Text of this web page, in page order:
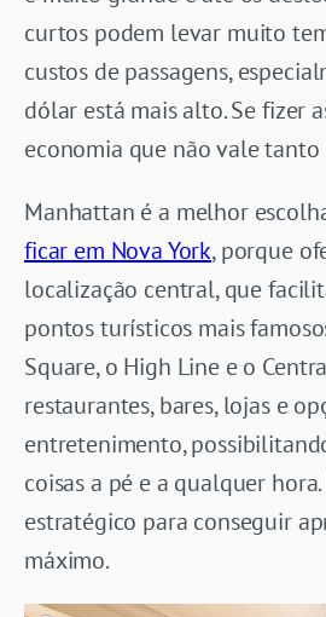
curtos podem levar muito
custos de passagens,
dólar está mais alto. Se fizer
economia que não vale tanto
Manhattan é a melhor
ficar em Nova York, porque
localização central, que
pontos turísticos mais
Square, o High Line e o
restaurantes, bares, lojas e
entretenimento,
coisas a pé e a qualquer
estratégico para conseguir
máximo.